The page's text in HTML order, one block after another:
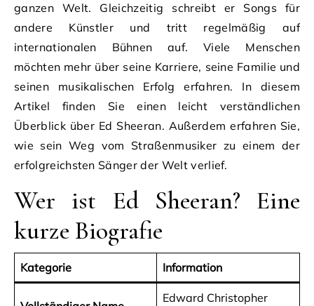
ganzen Welt. Gleichzeitig schreibt er Songs für
andere Künstler und tritt regelmäßig auf
internationalen Bühnen auf. Viele Menschen
möchten mehr über seine Karriere, seine Familie und
seinen musikalischen Erfolg erfahren. In diesem
Artikel finden Sie einen leicht verständlichen
Überblick über Ed Sheeran. Außerdem erfahren Sie,
wie sein Weg vom Straßenmusiker zu einem der
erfolgreichsten Sänger der Welt verlief.
Wer ist Ed Sheeran? Eine
kurze Biografie
Kategorie Information
Edward Christopher